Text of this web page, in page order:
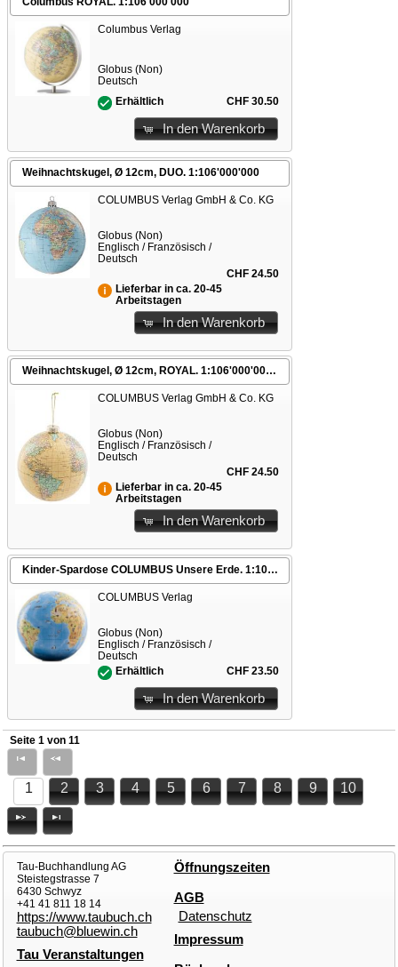
Columbus Verlag
Globus (Non)
Deutsch
Erhältlich
CHF 30.50
In den Warenkorb
Weihnachtskugel, Ø 12cm, DUO. 1:106'000'000
COLUMBUS Verlag GmbH & Co. KG
Globus (Non)
Englisch / Französisch /
Deutsch
CHF 24.50
Lieferbar in ca. 20-45
Arbeitstagen
In den Warenkorb
Weihnachtskugel, Ø 12cm, ROYAL. 1:106'000'000
COLUMBUS Verlag GmbH & Co. KG
Globus (Non)
Englisch / Französisch /
Deutsch
CHF 24.50
Lieferbar in ca. 20-45
Arbeitstagen
In den Warenkorb
Kinder-Spardose COLUMBUS Unsere Erde. 1:106'000'000
COLUMBUS Verlag
Globus (Non)
Englisch / Französisch /
Deutsch
Erhältlich
CHF 23.50
In den Warenkorb
Seite 1 von 11
1 2 3 4 5 6 7 8 9 10
Tau-Buchhandlung AG
Steistegstrasse 7
6430 Schwyz
+41 41 811 18 14
https://www.taubuch.ch
taubuch@bluewin.ch
Öffnungszeiten
AGB
Datenschutz
Impressum
Tau Veranstaltungen